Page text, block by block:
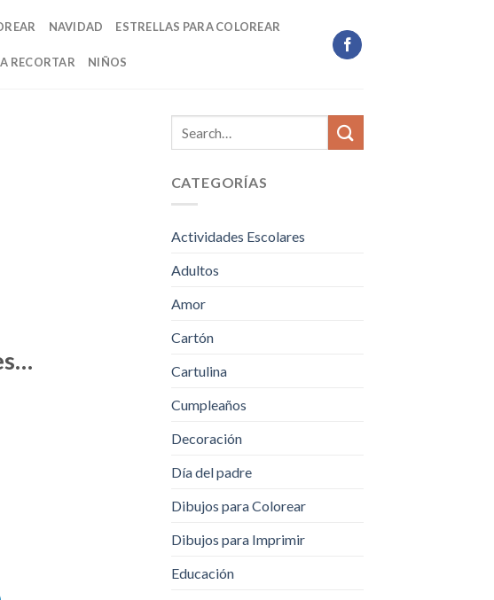
NAVIDAD ESTRELLAS PARA COLOREAR
RECORTAR NIÑOS
CATEGORÍAS
Actividades Escolares
Adultos
Amor
Cartón
Cartulina
Cumpleaños
Decoración
Día del padre
Dibujos para Colorear
Dibujos para Imprimir
Educación